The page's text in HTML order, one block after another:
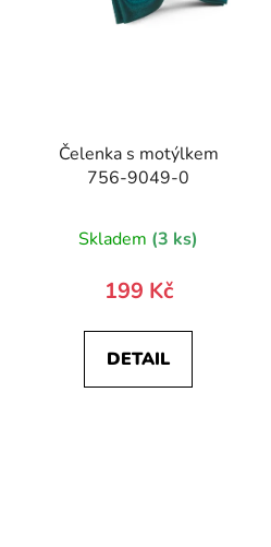
Čelenka s motýlkem
756-9049-0
Skladem (3 ks)
199 Kč
DETAIL